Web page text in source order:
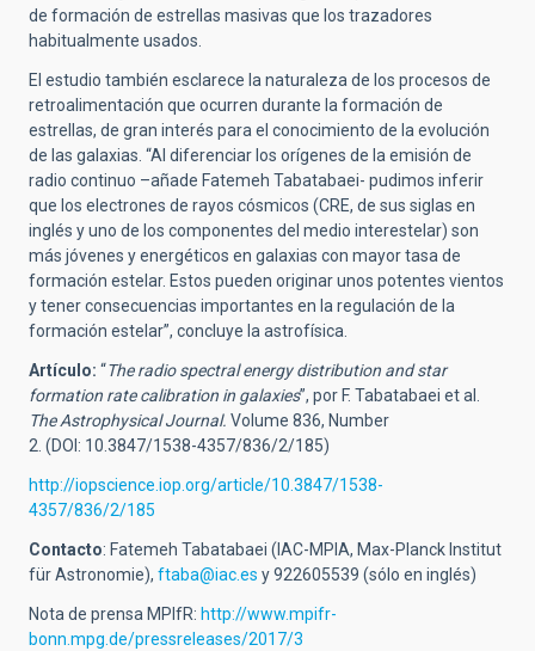
de formación de estrellas masivas que los trazadores
habitualmente usados.
El estudio también esclarece la naturaleza de los procesos de
retroalimentación que ocurren durante la formación de
estrellas, de gran interés para el conocimiento de la evolución
de las galaxias. “Al diferenciar los orígenes de la emisión de
radio continuo –añade Fatemeh Tabatabaei- pudimos inferir
que los electrones de rayos cósmicos (CRE, de sus siglas en
inglés y uno de los componentes del medio interestelar) son
más jóvenes y energéticos en galaxias con mayor tasa de
formación estelar. Estos pueden originar unos potentes vientos
y tener consecuencias importantes en la regulación de la
formación estelar”, concluye la astrofísica.
Artículo: “The radio spectral energy distribution and star
formation rate calibration in galaxies”, por F. Tabatabaei et al.
The Astrophysical Journal. Volume 836, Number
2. (DOI: 10.3847/1538-4357/836/2/185)
http://iopscience.iop.org/article/10.3847/1538-
4357/836/2/185
Contacto: Fatemeh Tabatabaei (IAC-MPIA, Max-Planck Institut
für Astronomie), ftaba@iac.es y 922605539 (sólo en inglés)
Nota de prensa MPIfR: http://www.mpifr-
bonn.mpg.de/pressreleases/2017/3